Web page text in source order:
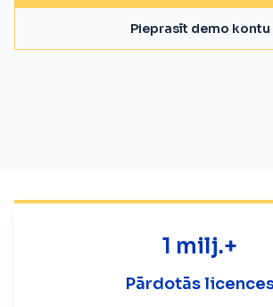
Pieprasīt demo kontu
1 milj.+
Pārdotās